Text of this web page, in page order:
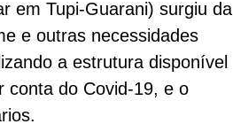
em Tupi-Guarani) surgiu da
e outras necessidades
a estrutura disponível
conta do Covid-19, e o